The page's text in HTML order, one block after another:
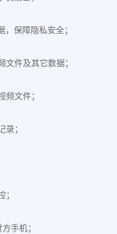
保障隐私安全；
件及其它数据；
文件；
；
手机；